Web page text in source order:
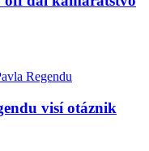
visí otáznik